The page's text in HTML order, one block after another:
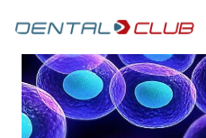
contenuto